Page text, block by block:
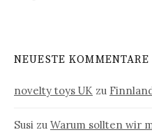
NEUESTE KOMMENTARE
novelty toys UK zu
Susi zu Warum sollten wir